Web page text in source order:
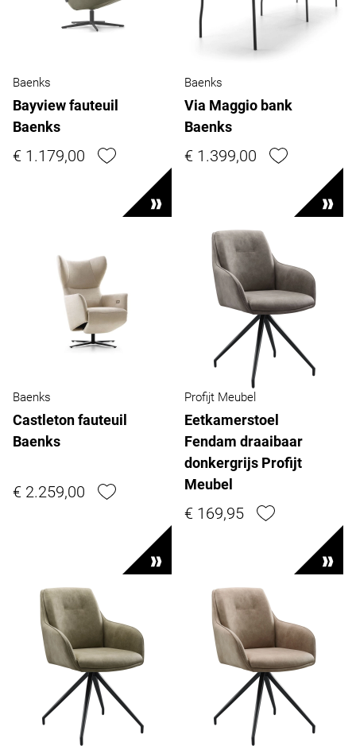
Baenks
Bayview fauteuil
Baenks
€ 1.179,00
Baenks
Via Maggio bank
Baenks
€ 1.399,00
Baenks
Castleton fauteuil
Baenks
€ 2.259,00
Profijt Meubel
Eetkamerstoel
Fendam draaibaar
donkergrijs Profijt
Meubel
€ 169,95